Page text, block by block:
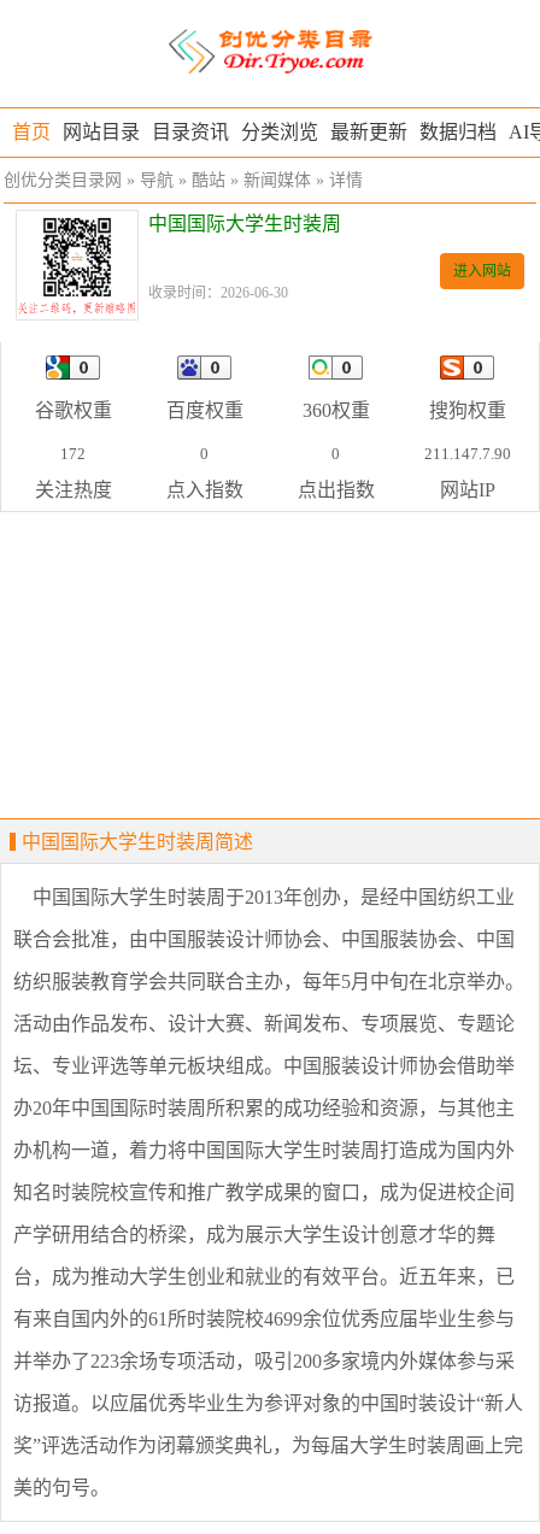
首页 网站目录 目录资讯 分类浏览 最新更新 数据归档 AI
创优分类目录网 » 导航 » 酷站 » 新闻媒体 » 详情
中国国际大学生时装周
收录时间：2026-06-30
进入网站
谷歌权重 百度权重 360权重 搜狗权重
172
关注热度
0
点入指数
0
点出指数
211.147.7.90
网站IP
中国国际大学生时装周简述
中国国际大学生时装周于2013年创办，是经中国纺织工业
联合会批准，由中国服装设计师协会、中国服装协会、中国
纺织服装教育学会共同联合主办，每年5月中旬在北京举办。
活动由作品发布、设计大赛、新闻发布、专项展览、专题论
坛、专业评选等单元板块组成。中国服装设计师协会借助举
办20年中国国际时装周所积累的成功经验和资源，与其他主
办机构一道，着力将中国国际大学生时装周打造成为国内外
知名时装院校宣传和推广教学成果的窗口，成为促进校企间
产学研用结合的桥梁，成为展示大学生设计创意才华的舞
台，成为推动大学生创业和就业的有效平台。近五年来，已
有来自国内外的61所时装院校4699余位优秀应届毕业生参与
并举办了223余场专项活动，吸引200多家境内外媒体参与采
访报道。以应届优秀毕业生为参评对象的中国时装设计“新人
奖”评选活动作为闭幕颁奖典礼，为每届大学生时装周画上完
美的句号。